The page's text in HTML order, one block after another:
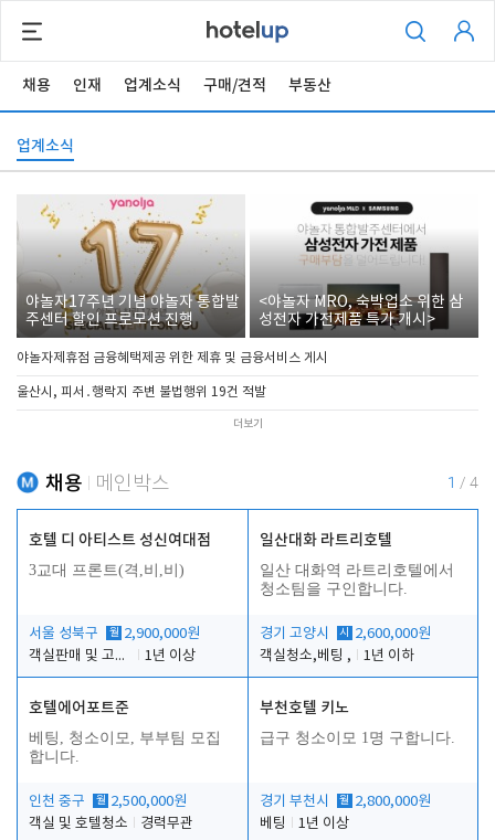
채용 인재 업계소식 구매/견적 부동산
업계소식
야놀자17주년 기념 야놀자 통합발
주센터 할인 프로모션 진행
<야놀자 MRO, 숙박업소 위한 삼
성전자 가전제품 특가 개시>
야놀자제휴점 금융혜택제공 위한 제휴 및 금융서비스 게시
울산시, 피서․행락지 주변 불법행위 19건 적발
더보기
채용 메인박스 1 / 4
호텔 디 아티스트 성신여대점
3교대 프론트(격,비,비)
서울 성북구 월 2,900,000원
객실판매 및 고객응대
1년 이상
일산대화 라트리호텔
일산 대화역 라트리호텔에서
청소팀을 구인합니다.
경기 고양시 시
2,600,000원
객실청소,베팅 ,
1년 이하
호텔에어포트준
베팅, 청소이모, 부부팀 모집
합니다.
인천 중구 월 2,500,000원
객실 및 호텔청소
경력무관
부천호텔 키노
급구 청소이모 1명 구합니다.
경기 부천시 월 2,800,000원
베팅
1년 이상